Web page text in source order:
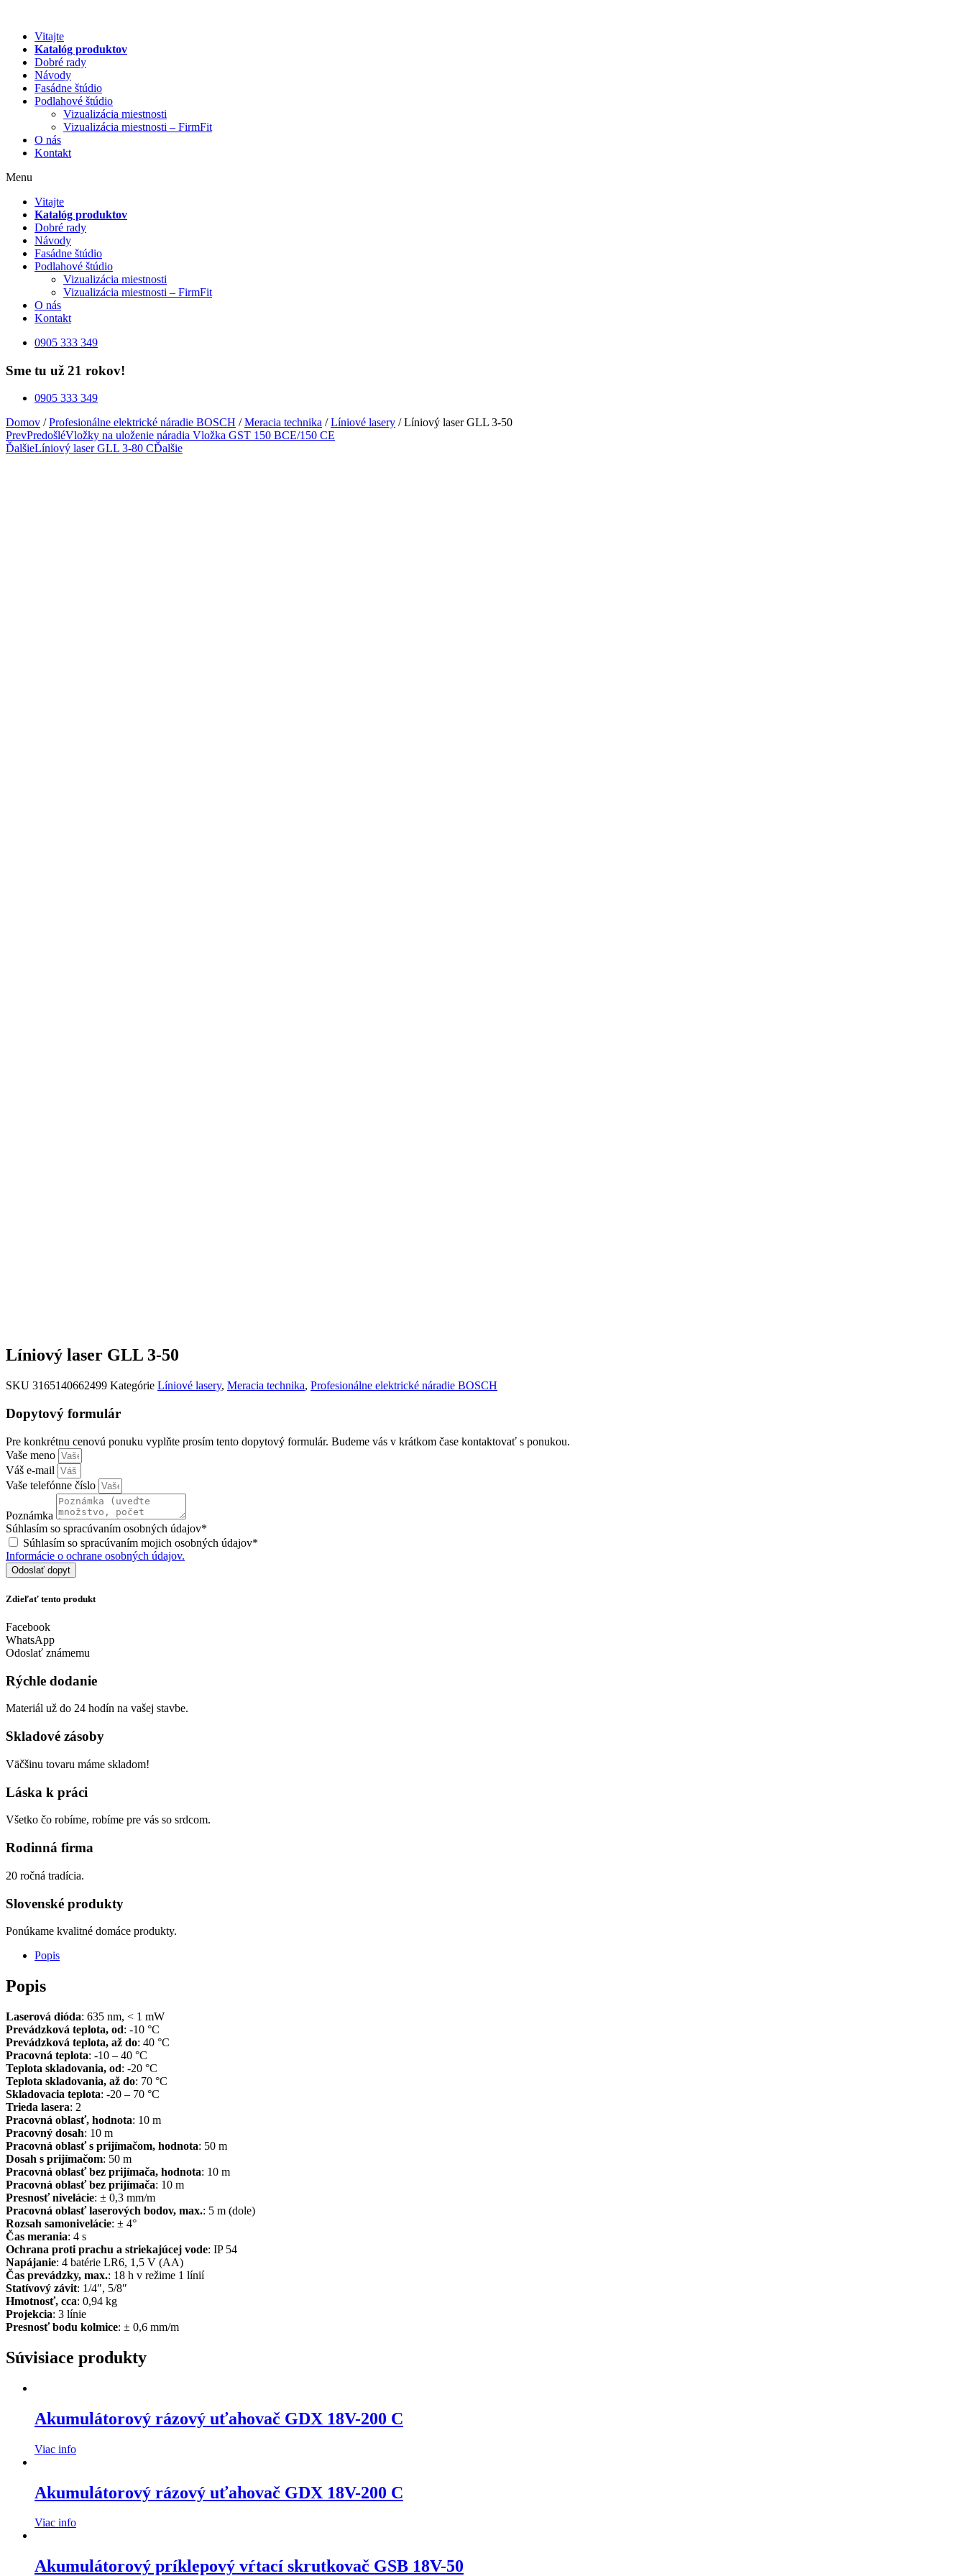
obsah
Vitajte
Katalóg produktov
Dobré rady
Návody
Fasádne štúdio
Podlahové štúdio
Vizualizácia miestnosti
Vizualizácia miestnosti – FirmFit
O nás
Kontakt
Menu
Vitajte
Katalóg produktov
Dobré rady
Návody
Fasádne štúdio
Podlahové štúdio
Vizualizácia miestnosti
Vizualizácia miestnosti – FirmFit
O nás
Kontakt
0905 333 349
Sme tu už 21 rokov!
0905 333 349
Domov /Profesionálne elektrické náradie BOSCH /Meracia technika /Líniové lasery / Líniový laser GLL 3-50
PrevPredošléVložky na uloženie náradia Vložka GST 150 BCE/150 CE
ĎalšieLíniový laser GLL 3-80 CĎalšie
Líniový laser GLL 3-50
SKU 3165140662499 Kategórie Líniové lasery, Meracia technika, Profesionálne elektrické náradie BOSCH
Dopytový formulár
Pre konkrétnu cenovú ponuku vyplňte prosím tento dopytový formulár. Budeme vás v krátkom čase kontaktovať s ponukou.
Vaše meno
Váš e-mail
Vaše telefónne číslo
Poznámka
Súhlasím so spracúvaním osobných údajov*
Súhlasím so spracúvaním mojich osobných údajov*
Informácie o ochrane osobných údajov.
Odoslať dopyt
Zdieľať tento produkt
Facebook
WhatsApp
Odoslať známemu
Rýchle dodanie
Materiál už do 24 hodín na vašej stavbe.
Skladové zásoby
Väčšinu tovaru máme skladom!
Láska k práci
Všetko čo robíme, robíme pre vás so srdcom.
Rodinná firma
20 ročná tradícia.
Slovenské produkty
Ponúkame kvalitné domáce produkty.
Popis
Popis
Laserová dióda: 635 nm, < 1 mW
Prevádzková teplota, od: -10 °C
Prevádzková teplota, až do: 40 °C
Pracovná teplota: -10 – 40 °C
Teplota skladovania, od: -20 °C
Teplota skladovania, až do: 70 °C
Skladovacia teplota: -20 – 70 °C
Trieda lasera: 2
Pracovná oblasť, hodnota: 10 m
Pracovný dosah: 10 m
Pracovná oblasť s prijímačom, hodnota: 50 m
Dosah s prijímačom: 50 m
Pracovná oblasť bez prijímača, hodnota: 10 m
Pracovná oblasť bez prijímača: 10 m
Presnosť nivelácie: ± 0,3 mm/m
Pracovná oblasť laserových bodov, max.: 5 m (dole)
Rozsah samonivelácie: ± 4°
Čas merania: 4 s
Ochrana proti prachu a striekajúcej vode: IP 54
Napájanie: 4 batérie LR6, 1,5 V (AA)
Čas prevádzky, max.: 18 h v režime 1 línií
Statívový závit: 1/4″, 5/8″
Hmotnosť, cca: 0,94 kg
Projekcia: 3 línie
Presnosť bodu kolmice: ± 0,6 mm/m
Súvisiace produkty
Akumulátorový rázový uťahovač GDX 18V-200 C
Viac info
Akumulátorový rázový uťahovač GDX 18V-200 C
Viac info
Akumulátorový príklepový vŕtací skrutkovač GSB 18V-50